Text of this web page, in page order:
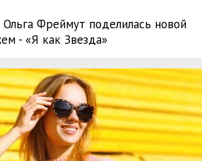
Фреймут поделилась новой
- «Я как Звезда»